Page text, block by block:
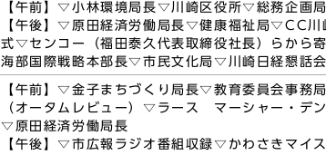
【午前】▽小林環境局長▽川崎区役所▽総務企画
【午後】▽原田経済労働局長▽健康福祉局▽CC川
式▽センコー（福田泰久代表取締役社長）らか
海部国際戦略本部長▽市民文化局▽川崎日経懇話
【午前】▽金子まちづくり局長▽教育委員会事
（オータムレビュー）▽ラース マーシャー・デ
▽原田経済労働局長
【午後】▽市広報ラジオ番組収録▽かわさきマイ